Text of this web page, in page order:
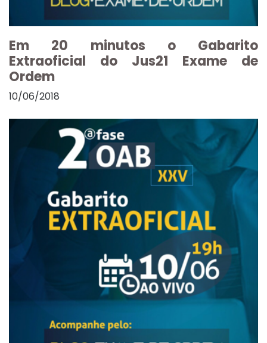
Em 20 minutos o Gabarito
Extraoficial do Jus21 Exame de
Ordem
10/06/2018